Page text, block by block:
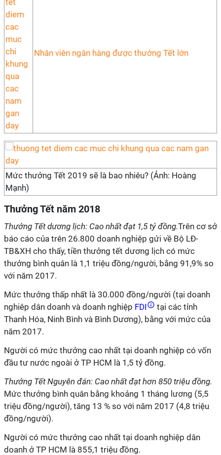
Nhân viên ngân hàng được thưởng Tết lớn
Mức thưởng Tết 2019 sẽ là bao nhiêu? (Ảnh: Hoàng
Mạnh)
Thưởng Tết năm 2018
Thưởng Tết dương lịch: Cao nhất đạt 1,5 tỷ đồng.Trên cơ sở
báo cáo của trên 26.800 doanh nghiệp gửi về Bộ LĐ-
TB&XH cho thấy, tiền thưởng tết dương lịch có mức
thưởng bình quân là 1,1 triệu đồng/người, bằng 91,9% so
với năm 2017.
Mức thưởng thấp nhất là 30.000 đồng/người (tại doanh
nghiêp dân doanh và doanh nghiệp FDI
tại các tỉnh
Thanh Hóa, Ninh Bình và Bình Dương), bằng với mức của
năm 2017.
Người có mức thưởng cao nhất tại doanh nghiệp có vốn
đầu tư nước ngoài ở TP HCM là 1,5 tỷ đồng.
Thưởng Tết Nguyên đán: Cao nhất đạt hơn 850 triệu đồng.
Mức thưởng bình quân bằng khoảng 1 tháng lương (5,5
triệu đồng/người), tăng 13 % so với năm 2017 (4,8 triệu
đồng/người).
Người có mức thưởng cao nhất tại doanh nghiệp dân
doanh ở TP HCM là 855,1 triệu đồng.